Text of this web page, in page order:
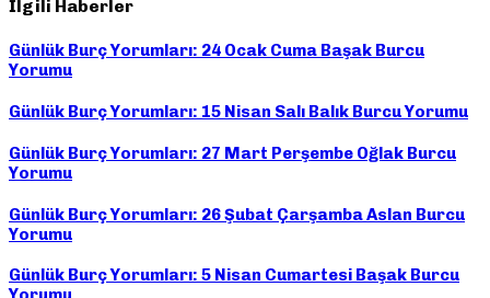
İlgili Haberler
Günlük Burç Yorumları: 24 Ocak Cuma Başak Burcu
Yorumu
Günlük Burç Yorumları: 15 Nisan Salı Balık Burcu Yorumu
Günlük Burç Yorumları: 27 Mart Perşembe Oğlak Burcu
Yorumu
Günlük Burç Yorumları: 26 Şubat Çarşamba Aslan Burcu
Yorumu
Günlük Burç Yorumları: 5 Nisan Cumartesi Başak Burcu